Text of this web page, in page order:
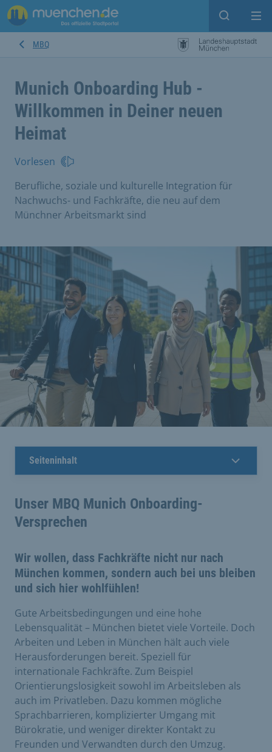
Suche
MBQ
Munich Onboarding Hub -
Willkommen in Deiner neuen
Heimat
Vorlesen
Berufliche, soziale und kulturelle Integration für
Nachwuchs- und Fachkräfte, die neu auf dem
Münchner Arbeitsmarkt sind
Seiteninhalt
Unser MBQ Munich Onboarding-
Versprechen
Wir wollen, dass Fachkräfte nicht nur nach
München kommen, sondern auch bei uns bleiben
und sich hier wohlfühlen!
Gute Arbeitsbedingungen und eine hohe
Lebensqualität – München bietet viele Vorteile. Doch
Arbeiten und Leben in München hält auch viele
Herausforderungen bereit. Speziell für
internationale Fachkräfte. Zum Beispiel
Orientierungslosigkeit sowohl im Arbeitsleben als
auch im Privatleben. Dazu kommen mögliche
Sprachbarrieren, komplizierter Umgang mit
Bürokratie, und weniger direkter Kontakt zu
Freunden und Verwandten durch den Umzug.